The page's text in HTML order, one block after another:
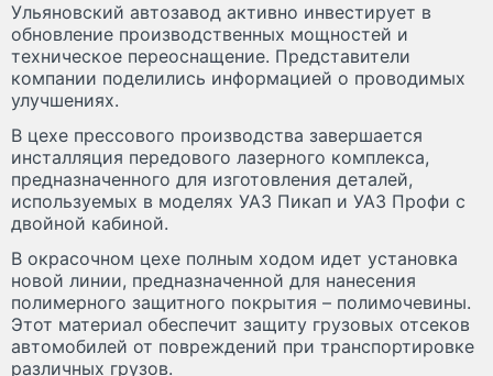
Ульяновский автозавод активно инвестирует в
обновление производственных мощностей и
техническое переоснащение. Представители
компании поделились информацией о проводимых
улучшениях.
В цехе прессового производства завершается
инсталляция передового лазерного комплекса,
предназначенного для изготовления деталей,
используемых в моделях УАЗ Пикап и УАЗ Профи с
двойной кабиной.
В окрасочном цехе полным ходом идет установка
новой линии, предназначенной для нанесения
полимерного защитного покрытия – полимочевины.
Этот материал обеспечит защиту грузовых отсеков
автомобилей от повреждений при транспортировке
различных грузов.